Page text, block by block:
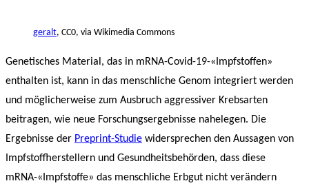
geralt, CC0, via Wikimedia Commons
Genetisches Material, das in mRNA-Covid-19-«Impfstoffen»
enthalten ist, kann in das menschliche Genom integriert werden
und möglicherweise zum Ausbruch aggressiver Krebsarten
beitragen, wie neue Forschungsergebnisse nahelegen. Die
Ergebnisse der Preprint-Studie widersprechen den Aussagen von
Impfstoffherstellern und Gesundheitsbehörden, dass diese
mRNA-«Impfstoffe» das menschliche Erbgut nicht verändern